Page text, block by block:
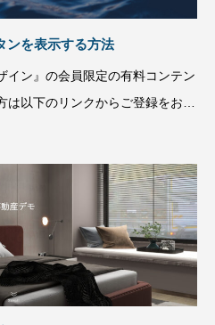
ホで表示
スポーツジムデモ
2022.02.03
ンを表示する方法
イン』の会員限定の有料コンテン
以下のリンクからご登録をお願